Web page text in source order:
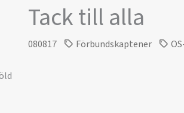
Tack till alla
080817 Förbundskaptener